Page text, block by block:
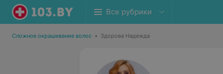
Все рубрики
Сложное окрашивание волос • Здорова Надежда